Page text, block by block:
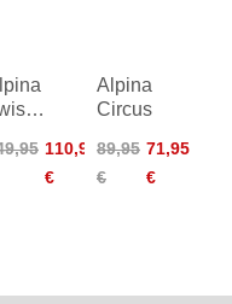
110,95
€
Alpina
Circus
89,95
€
71,95
€